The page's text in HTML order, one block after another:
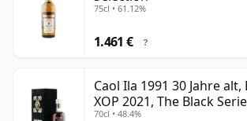
75cl • 61.12%
1.461 € ?
Caol Ila 1991 30 Jahre
XOP 2021, The Black
70cl • 48.4%